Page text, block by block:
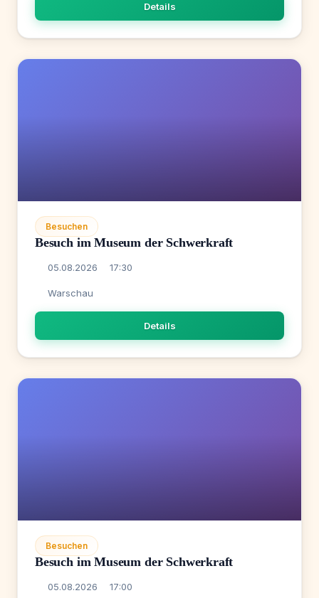
Details
Besuchen
Besuch im Museum der Schwerkraft
05.08.2026 17:30
Warschau
Details
Besuchen
Besuch im Museum der Schwerkraft
05.08.2026 17:00